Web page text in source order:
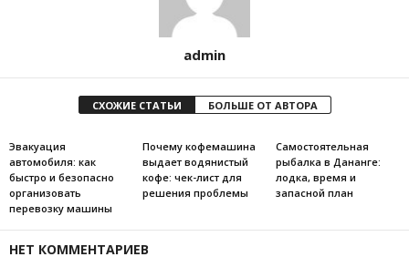
admin
СХОЖИЕ СТАТЬИ БОЛЬШЕ ОТ АВТОРА
Эвакуация
автомобиля: как
быстро и безопасно
организовать
перевозку машины
Почему кофемашина
выдает водянистый
кофе: чек-лист для
решения проблемы
Самостоятельная
рыбалка в Дананге:
лодка, время и
запасной план
НЕТ КОММЕНТАРИЕВ